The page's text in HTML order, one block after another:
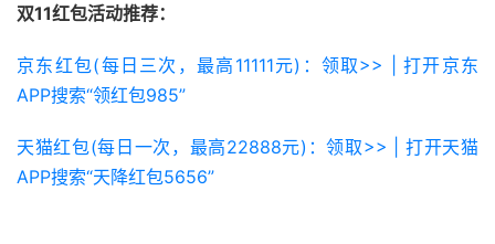
双11红包活动推荐：
京东红包(每日三次，最高11111元)：领取>> | 打开京东
APP搜索“领红包985”
天猫红包(每日一次，最高22888元)：领取>> | 打开天猫
APP搜索“天降红包5656”